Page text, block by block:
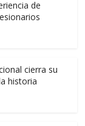
de
cierra su
historia